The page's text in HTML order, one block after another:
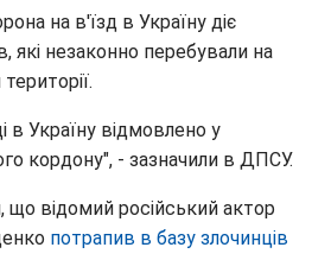
на в'їзд в Україну діє
які незаконно перебували на
в Україну відмовлено у
кордону", - зазначили в ДПСУ.
що відомий російський актор
потрапив в базу злочинців